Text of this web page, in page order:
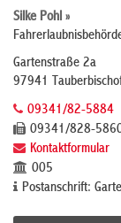
Silke Pohl »
Gartenstraße 2a
97941
09341/82-5884
09341/828-
Kontaktformular
005
Postanschrift: